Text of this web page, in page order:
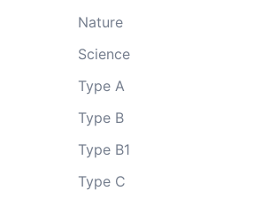
Nature
Science
Type A
Type B
Type B1
Type C